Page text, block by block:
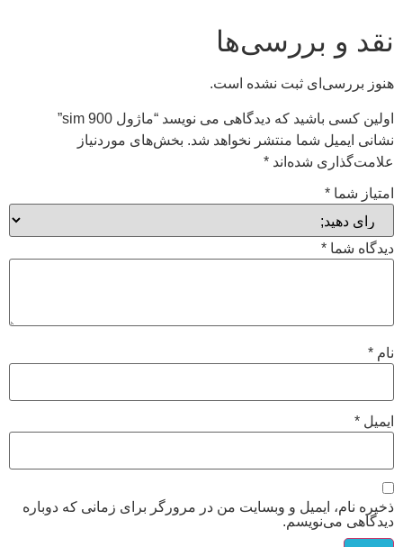
should
be left
نقد و بررسی‌ها
هنوز بررسی‌ای ثبت نشده است.
اولین کسی باشید که دیدگاهی می نویسد “ماژول sim 900”
نشانی ایمیل شما منتشر نخواهد شد. بخش‌های موردنیاز
علامت‌گذاری شده‌اند *
امتیاز شما *
دیدگاه شما *
نام *
ایمیل *
ذخیره نام، ایمیل و وبسایت من در مرورگر برای زمانی که دوباره
دیدگاهی می‌نویسم.